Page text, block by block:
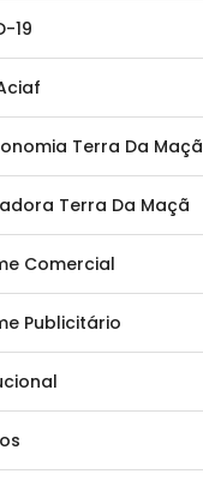
19
Terra Da Maçã
Terra Da Maçã
Comercial
Publicitário